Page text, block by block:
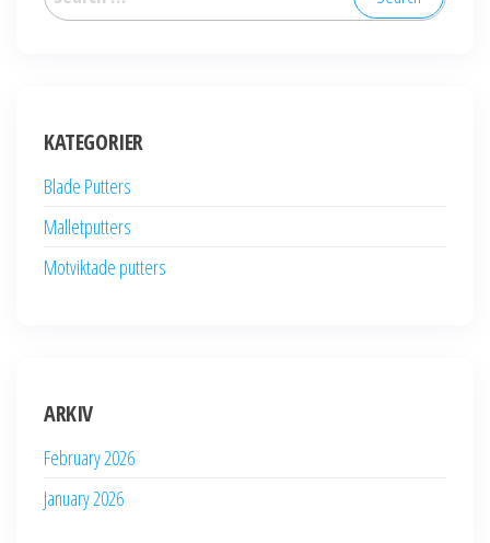
for:
KATEGORIER
Blade Putters
Malletputters
Motviktade putters
ARKIV
February 2026
January 2026